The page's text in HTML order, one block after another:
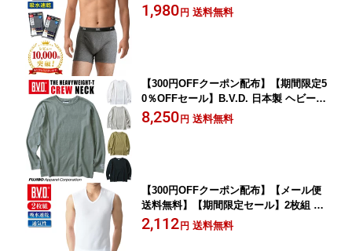
ール】2枚組 B.V.D. BASIC STYLE 吸水
速乾 ボクサーパンツ メンズ 男性 下着
1,980 円 送料無料
【300円OFFクーポン配布】【期間限定5
0％OFFセール】B.V.D. 日本製 ヘビーウ
エイト 綿100％ クルーネックロングス
リーブTシャツ ヘイルメリー Hail Mary
8,250 円 送料無料
【300円OFFクーポン配布】【メール便
送料無料】【期間限定セール】2枚組 B.
V.D. カノコメッシュ V首スリーブレス
吸水速乾 クールビズ Vネック メンズイ
2,112 円 送料無料